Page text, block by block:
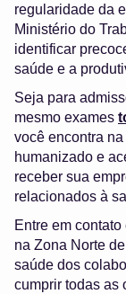
regularidade da
Ministério do
identificar
saúde e a
Seja para
mesmo exames
você encontra na
humanizado e
receber sua
relacionados à
Entre em
na Zona Norte
saúde dos
cumprir todas as